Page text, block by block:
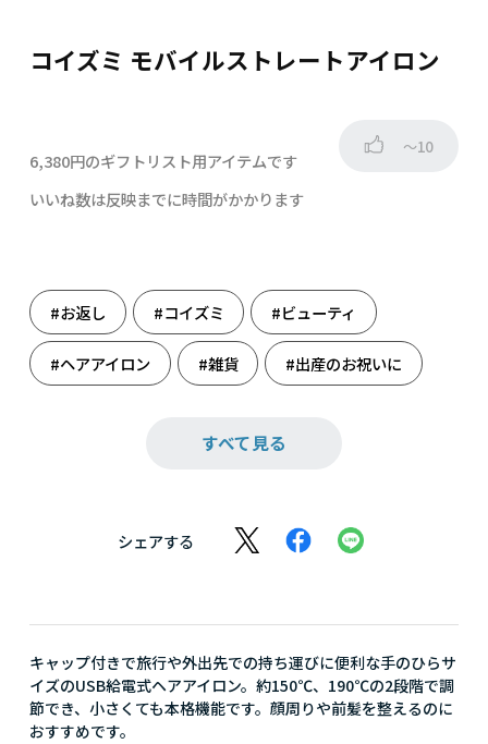
コイズミ モバイルストレートアイロン
6,380円のギフトリスト用アイテムです
～10
いいね数は反映までに時間がかかります
#お返し #コイズミ #ビューティ
#ヘアアイロン #雑貨 #出産のお祝いに
すべて見る
シェアする
キャップ付きで旅行や外出先での持ち運びに便利な手のひらサ
イズのUSB給電式ヘアアイロン。約150℃、190℃の2段階で調
節でき、小さくても本格機能です。顔周りや前髪を整えるのに
おすすめです。